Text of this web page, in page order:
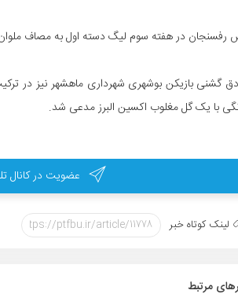
در هفته سوم لیگ دسته اول به مصاف
گشنی بازیکن بوشهری شهرداری ماهشهر نیز در
با یک گل مغلوب اکسین البرز مدعی شد.
عضویت در کانال
لینک کوتاه خبر
مرتبط